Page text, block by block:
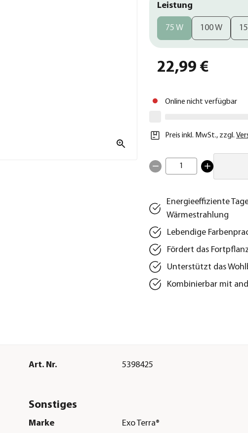
Leistung
75 W 100 W
22,99 €
Online nicht verfügbar
Preis inkl. MwSt., zzgl.
1
Energieeffiziente
Wärmestrahlung
Lebendige
Fördert das
Unterstützt das
Kombinierbar mit
Art. Nr. 5398425
Sonstiges
Marke Exo Terra®